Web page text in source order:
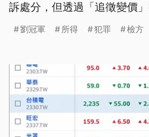
訴處分，但透過「追徵變價
劉冠軍 所得 犯罪 檢方